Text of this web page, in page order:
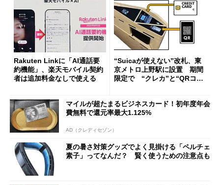
Rakuten Linkに「AI通話要
約機能」、楽天モバイル契約
者は追加料金なしで使える
“Suicaが使えない”改札、東
京メトロ上野駅に設置 期間
限定で “クレカ”と“QRコー
マイルが超たまるビジネスカード！初年度年会
費無料で還元率最大1.125%
AD（クレディセゾン）
夏の暑さ対策グッズでよく見掛ける「ペルチェ
素子」ってなんだ？ 賢く使うための注意点も